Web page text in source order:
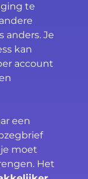
te
anders. Je
kan
account
een
moet
Het